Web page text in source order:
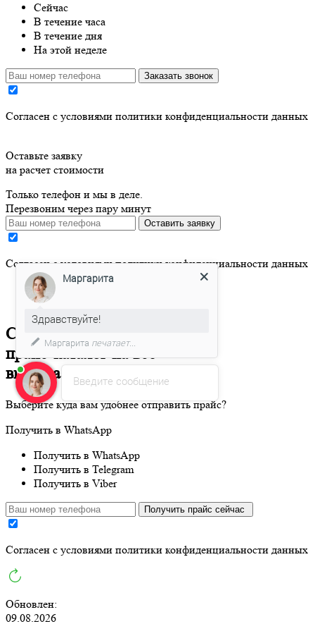
Сейчас
В течение часа
В течение дня
На этой неделе
Заказать звонок
Cогласен с условиями политики конфиденциальности данных
Оставьте заявку
на расчет стоимости
Только телефон и мы в деле.
Перезвоним через пару минут
Оставить заявку
Cогласен с условиямиполитики конфиденциальности данных
Скачайте
прайс-каталогна все
виды заборов в 1 клик
Выберите куда вам удобнее отправить прайс?
Получить в WhatsApp
Получить в WhatsApp
Получить в Telegram
Получить в Viber
Получить прайс сейчас
Cогласен с условиями политики конфиденциальности данных
Обновлен:
09.08.2026
Введите сообщение
Маргарита
Здравствуйте!
Маргарита печатает...